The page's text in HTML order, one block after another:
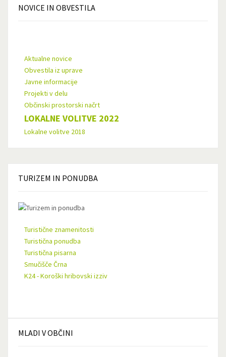
NOVICE IN OBVESTILA
Aktualne novice
Obvestila iz uprave
Javne informacije
Projekti v delu
Občinski prostorski načrt
LOKALNE VOLITVE 2022
Lokalne volitve 2018
TURIZEM IN PONUDBA
Turistične znamenitosti
Turistična ponudba
Turistična pisarna
Smučišče Črna
K24 - Koroški hribovski izziv
MLADI V OBČINI